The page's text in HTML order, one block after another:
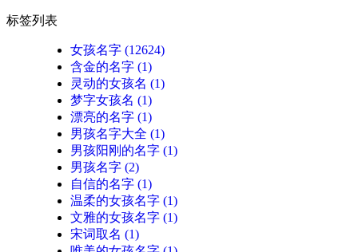
标签列表
女孩名字 (12624)
含金的名字 (1)
灵动的女孩名 (1)
梦字女孩名 (1)
漂亮的名字 (1)
男孩名字大全 (1)
男孩阳刚的名字 (1)
男孩名字 (2)
自信的名字 (1)
温柔的女孩名字 (1)
文雅的女孩名字 (1)
宋词取名 (1)